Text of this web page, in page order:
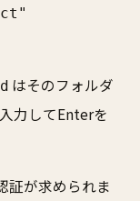
はそのフォルダ
力してEnterを
証が求められま